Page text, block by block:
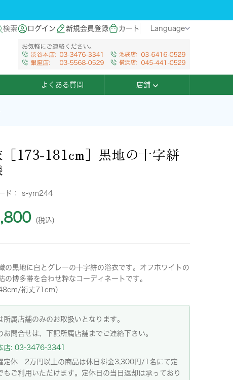
検索 ログイン 新規会員登録 カート Language
よくある質問 店舗
［173-181cm］黒地の十字絣
ド： s-ym244
(税込)
の黒地に白とグレーの十字絣の浴衣です。オフホワイトの
の博多帯を合わせ粋なコーディネートです。
裄丈71cm）
所属店舗のみのお取扱いとなります。
お問合せは、下記所属店舗までご連絡下さい。
店: 03-3476-3341
定休 2万円以上の商品は休日料金3,300円/1名にて定
もご利用いただけます。定休日の当日返却は承っており